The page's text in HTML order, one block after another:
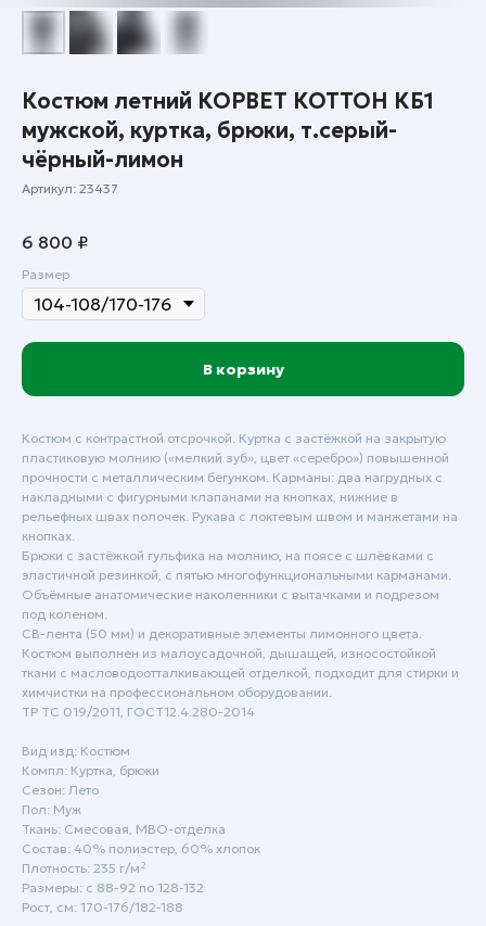
Костюм летний КОРВЕТ КОТТОН КБ1
мужской, куртка, брюки, т.серый-
чёрный-лимон
Артикул: 23437
6 800 ₽
Размер
В корзину
Костюм с контрастной отсрочкой. Куртка с застёжкой на закрытую
пластиковую молнию («мелкий зуб», цвет «серебро») повышенной
прочности с металлическим бегунком. Карманы: два нагрудных с
накладными с фигурными клапанами на кнопках, нижние в
рельефных швах полочек. Рукава с локтевым швом и манжетами на
кнопках.
Брюки с застёжкой гульфика на молнию, на поясе с шлёвками с
эластичной резинкой, с пятью многофункциональными карманами.
Объёмные анатомические наколенники с вытачками и подрезом
под коленом.
СВ-лента (50 мм) и декоративные элементы лимонного цвета.
Костюм выполнен из малоусадочной, дышащей, износостойкой
ткани с масловодоотталкивающей отделкой, подходит для стирки и
химчистки на профессиональном оборудовании.
ТР ТС 019/2011, ГОСТ12.4.280-2014
Вид изд: Костюм
Компл: Куртка, брюки
Сезон: Лето
Пол: Муж
Ткань: Смесовая, МВО-отделка
Состав: 40% полиэстер, 60% хлопок
Плотность: 235 г/м²
Размеры: с 88-92 по 128-132
Рост, см: 170-176/182-188
Краснодар
+7 (861) 207-24-07
+7 (800) 222-78-13
info@specodezhda-krd.ru
Пн - Пт: с 9:00 до 18:00